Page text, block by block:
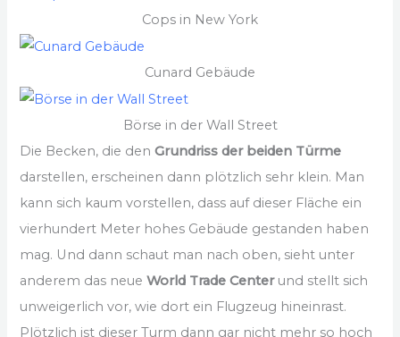
Cops in New York
Cunard Gebäude
Börse in der Wall Street
Die Becken, die denGrundriss der beiden Türme
darstellen, erscheinen dann plötzlich sehr klein. Man
kann sich kaum vorstellen, dass auf dieser Fläche ein
vierhundert Meter hohes Gebäude gestanden haben
mag. Und dann schaut man nach oben, sieht unter
anderem das neueWorld Trade Centerund stellt sich
unweigerlich vor, wie dort ein Flugzeug hineinrast.
Plötzlich ist dieser Turm dann gar nicht mehr so hoch